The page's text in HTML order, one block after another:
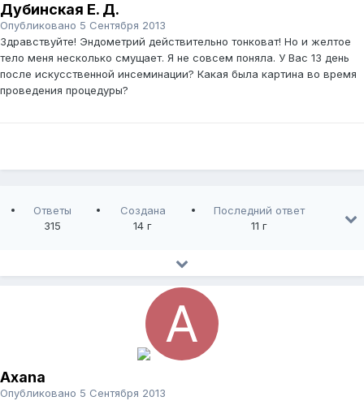
Дубинская Е. Д.
Опубликовано 5 Сентября 2013
Здравствуйте! Эндометрий действительно тонковат! Но и желтое
тело меня несколько смущает. Я не совсем поняла. У Вас 13 день
после искусственной инсеминации? Какая была картина во время
проведения процедуры?
Ответы
315
Создана
14 г
Последний ответ
11 г
Axana
Опубликовано 5 Сентября 2013